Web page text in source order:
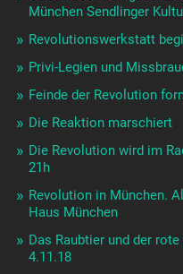
München Sendlinger
Revolutionswerkstatt
Privi-Legien und
Feinde der Revolution
Die Reaktion marschiert
Die Revolution wird im
21h
Revolution in München.
Haus München
Das Raubtier und der
4.11.18